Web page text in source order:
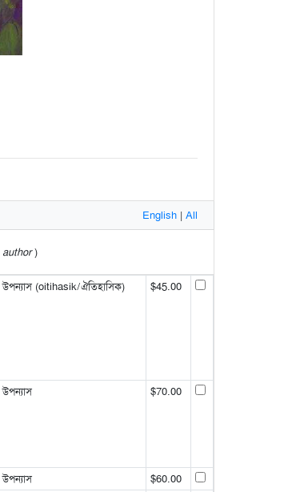
English | All
author)
উপন্যাস (oitihasik/ঐতিহাসিক) $45.00
উপন্যাস $70.00
উপন্যাস
$60.00